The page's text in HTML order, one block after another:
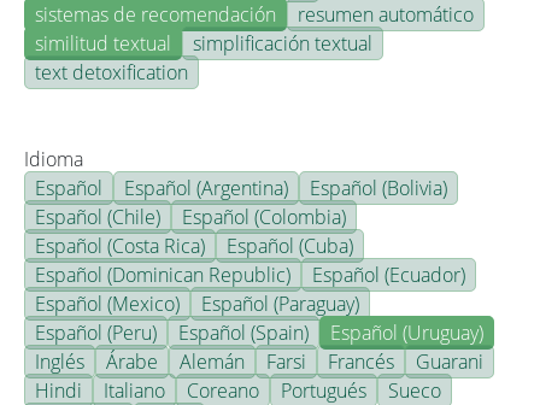
sistemas de recomendación
resumen automático
similitud textual
simplificación textual
text detoxification
Idioma
Español
Español (Argentina)
Español (Bolivia)
Español (Chile)
Español (Colombia)
Español (Costa Rica)
Español (Cuba)
Español (Dominican Republic)
Español (Ecuador)
Español (Mexico)
Español (Paraguay)
Español (Peru)
Español (Spain)
Español (Uruguay)
Inglés
Árabe Alemán Farsi Francés
Guarani
Hindi
Italiano Coreano Portugués
Sueco